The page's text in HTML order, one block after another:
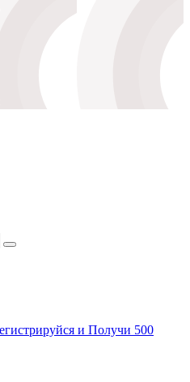
и Получи 500